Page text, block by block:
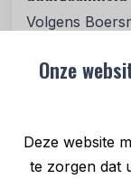
Onze
Deze website
te zorgen dat
Volgens
gezamenlijk
gebied.